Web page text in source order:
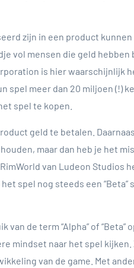
zijn in een product
vol mensen die geld hebben
is hier waarschijnlijk
spel meer dan 20 miljoen (!)
spel te kopen.
geld te betalen.
maar dan heb je het
van Ludeon Studios
spel nog steeds een
de term “Alpha” of “Beta”
mindset naar het spel
van de game. Met